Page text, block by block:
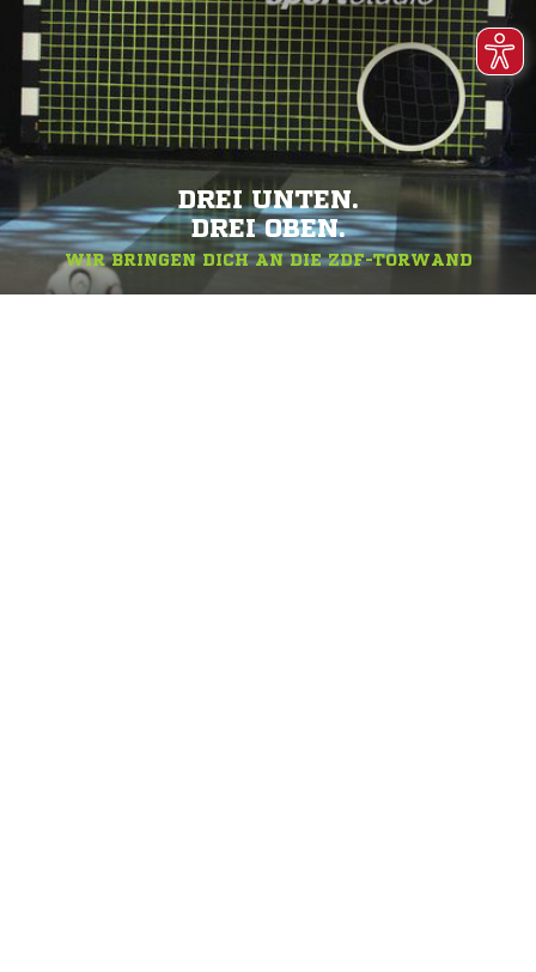
DREI UNTEN.
DREI OBEN.
WIR BRINGEN DICH AN DIE ZDF-TORWAND